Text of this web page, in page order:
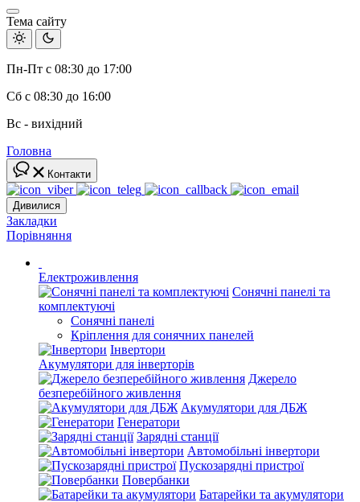
Тема сайту
Пн-Пт с 08:30 до 17:00
Сб с 08:30 до 16:00
Вс - вихідний
Головна
Контакти
Дивилися
Закладки
Порівняння
Електроживлення
Сонячні панелі та
комплектуючі
Сонячні панелі
Кріплення для сонячних панелей
Інвертори
Акумулятори для інверторів
Джерело
безперебійного живлення
Акумулятори для ДБЖ
Генератори
Зарядні станції
Автомобільні інвертори
Пускозарядні пристрої
Повербанки
Батарейки та акумулятори